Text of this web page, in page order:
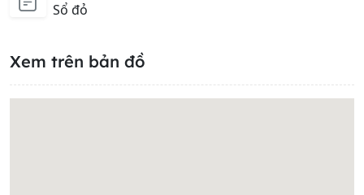
Sổ đỏ
Xem trên bản đồ